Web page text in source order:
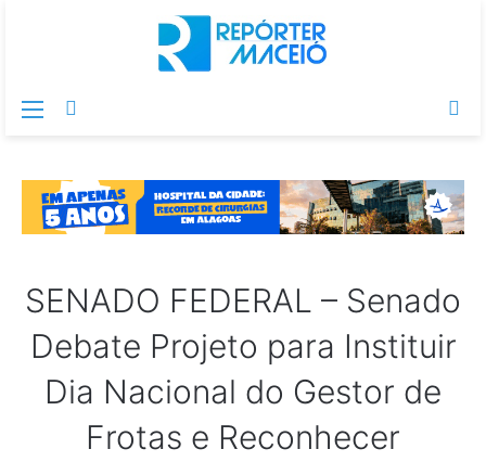
Menu
SENADO FEDERAL – Senado
Debate Projeto para Instituir
Dia Nacional do Gestor de
Frotas e Reconhecer